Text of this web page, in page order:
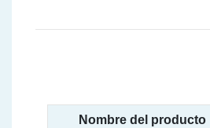
Nombre del producto